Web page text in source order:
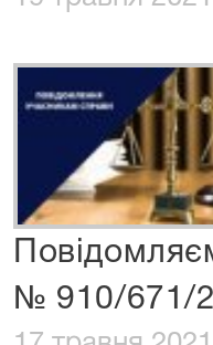
№ 910/671/